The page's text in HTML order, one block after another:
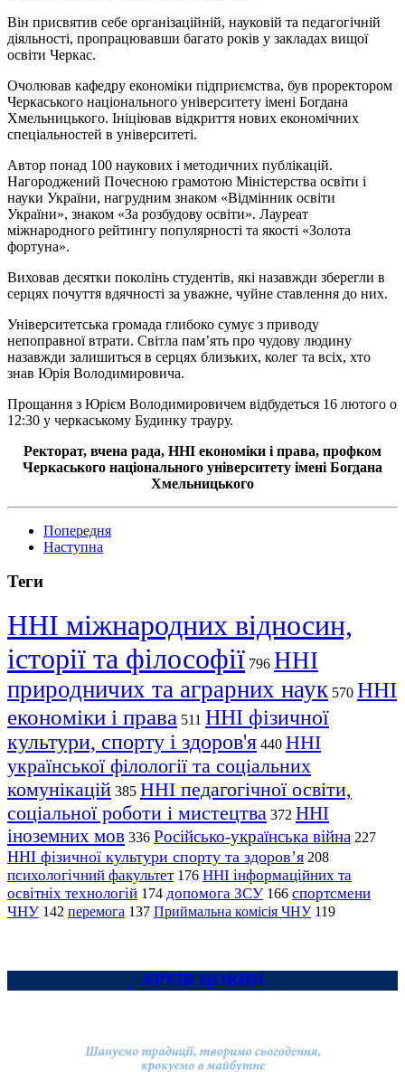
Він присвятив себе організаційній, науковій та педагогічній
діяльності, пропрацювавши багато років у закладах вищої
освіти Черкас.
Очолював кафедру економіки підприємства, був проректором
Черкаського національного університету імені Богдана
Хмельницького. Ініціював відкриття нових економічних
спеціальностей в університеті.
Автор понад 100 наукових і методичних публікацій.
Нагороджений Почесною грамотою Міністерства освіти і
науки України, нагрудним знаком «Відмінник освіти
України», знаком «За розбудову освіти». Лауреат
міжнародного рейтингу популярності та якості «Золота
фортуна».
Виховав десятки поколінь студентів, які назавжди зберегли в
серцях почуття вдячності за уважне, чуйне ставлення до них.
Університетська громада глибоко сумує з приводу
непоправної втрати. Світла пам’ять про чудову людину
назавжди залишиться в серцях близьких, колег та всіх, хто
знав Юрія Володимировича.
Прощання з Юрієм Володимировичем відбудеться 16 лютого о
12:30 у черкаському Будинку трауру.
Ректорат, вчена рада, ННІ економіки і права, профком
Черкаського національного університету імені Богдана
Хмельницького
Попередня
Наступна
Теги
ННІ міжнародних відносин,
історії та філософії 796 ННІ
природничих та аграрних наук 570 ННІ
економіки і права 511 ННІ фізичної
культури, спорту і здоров'я 440 ННІ
української філології та соціальних
комунікацій 385 ННІ педагогічної освіти,
соціальної роботи і мистецтва 372 ННІ
іноземних мов 336 Російсько-українська війна 227
ННІ фізичної культури спорту та здоров’я 208
психологічний факультет 176 ННІ інформаційних та
освітніх технологій 174 допомога ЗСУ 166 спортсмени
ЧНУ 142 перемога 137 Приймальна комісія ЧНУ 119
АРХІВ НОВИН